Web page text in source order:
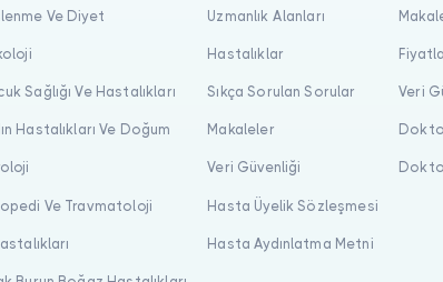
Ve Diyet
Sağlığı Ve Hastalıkları
Hastalıkları Ve Doğum
Ve Travmatoloji
Uzmanlık Alanları
Hastalıklar
Sıkça Sorulan Sorular
Makaleler
Veri Güvenliği
Hasta Üyelik Sözleşmesi
Hasta Aydınlatma Metni
Veri